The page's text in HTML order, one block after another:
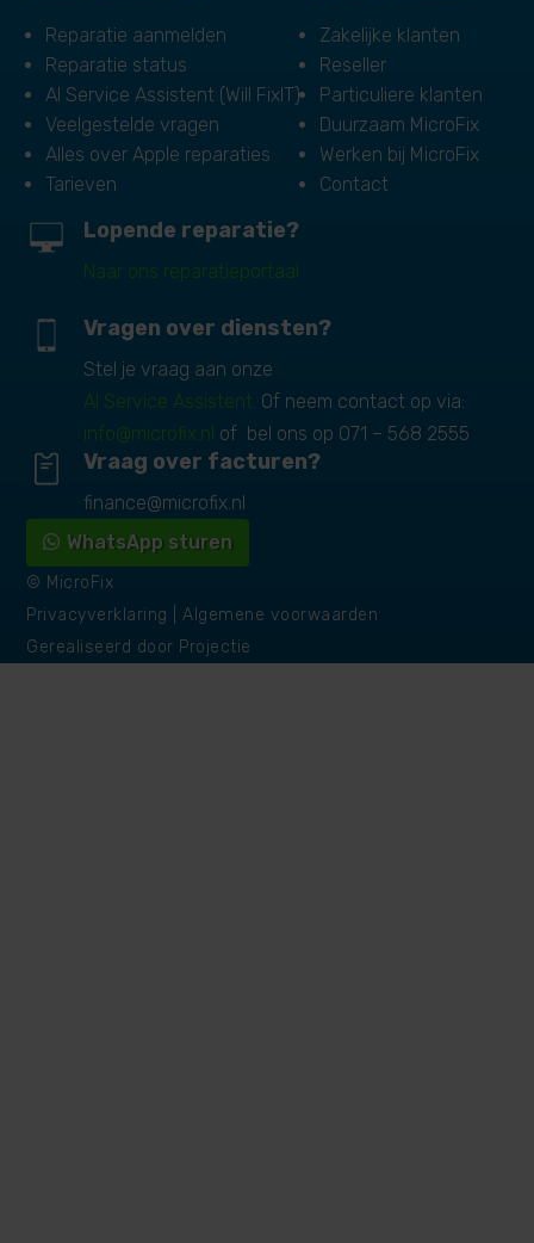
Reparatie aanmelden
Reparatie status
AI Service Assistent (Will FixIT)
Veelgestelde vragen
Alles over Apple reparaties
Tarieven
Zakelijke klanten
Reseller
Particuliere klanten
Duurzaam MicroFix
Werken bij MicroFix
Contact
Lopende reparatie?
Naar ons reparatieportaal
Vragen over diensten?
Stel je vraag aan onze
AI Service Assistent. Of neem contact op via:
info@microfix.nl of bel ons op 071 – 568 2555
Vraag over facturen?
finance@microfix.nl
WhatsApp sturen
© MicroFix
Privacyverklaring
|Algemene voorwaarden
Gerealiseerd door Projectie